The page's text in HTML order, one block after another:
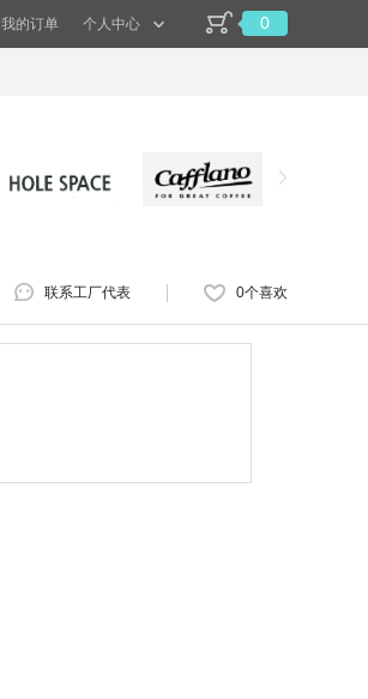
我的订单 个人中心 0
联系工厂代表 0个喜欢